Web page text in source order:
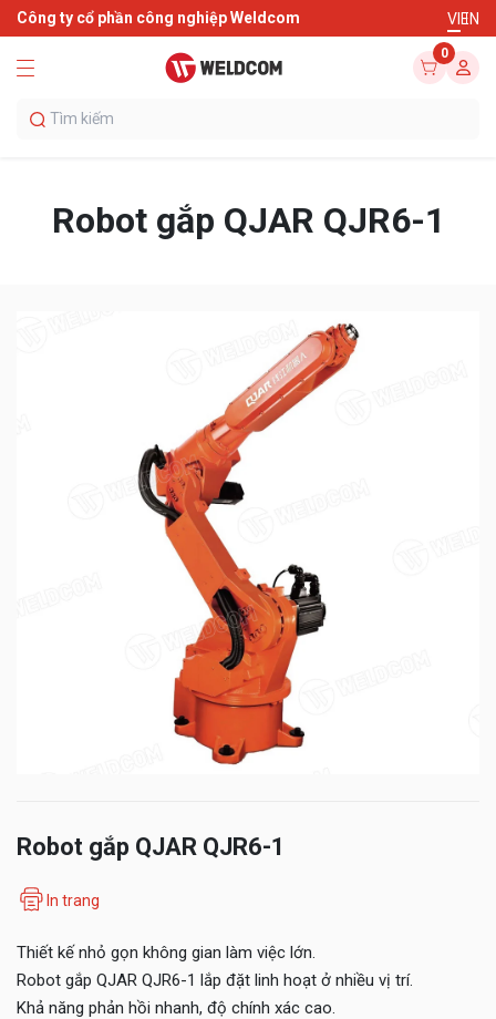
Công ty cổ phần công nghiệp Weldcom VIEN
0
Robot gắp QJAR QJR6-1
Robot gắp QJAR QJR6-1
In trang
Thiết kế nhỏ gọn không gian làm việc lớn.
Robot gắp QJAR QJR6-1 lắp đặt linh hoạt ở nhiều vị trí.
Khả năng phản hồi nhanh, độ chính xác cao.